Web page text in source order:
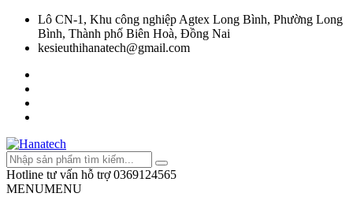
Lô CN-1, Khu công nghiệp Agtex Long Bình, Phường Long
Bình, Thành phố Biên Hoà, Đồng Nai
kesieuthihanatech@gmail.com
Hotline tư vấn hỗ trợ 0369124565
MENUMENU